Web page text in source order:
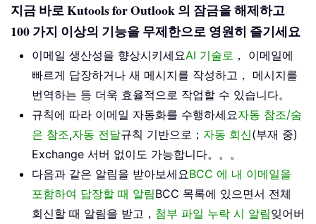
지금 바로 Kutools for Outlook 의 잠금을 해제하고
100 가지 이상의 기능을 무제한으로 영원히 즐기세요
이메일 생산성을 향상시키세요AI 기술로 ， 이메일에
빠르게 답장하거나 새 메시지를 작성하고， 메시지를
번역하는 등 더욱 효율적으로 작업할 수 있습니다。
규칙에 따라 이메일 자동화를 수행하세요자동 참조/숨
은 참조,자동 전달규칙 기반으로； 자동 회신(부재 중)
Exchange 서버 없이도 가능합니다。。。
다음과 같은 알림을 받아보세요BCC 에 내 이메일을
포함하여 답장할 때 알림BCC 목록에 있으면서 전체
회신할 때 알림을 받고， 첨부 파일 누락 시 알림잊어버